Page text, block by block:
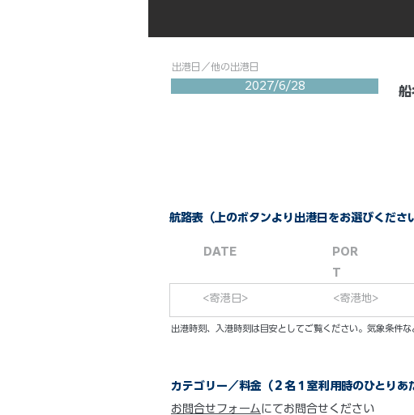
出港日／他の出港日
2027/6/28 船
航路表（上のボタンより出港日をお選びくださ
DATE
POR
T
<寄港日> <寄港地>
出港時刻、入港時刻は目安としてご覧ください。気象条件
カテゴリー／料金（２名１室利用時のひとりあ
お問合せフォームにてお問合せください